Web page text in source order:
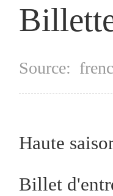
Source:
Haute
Billet